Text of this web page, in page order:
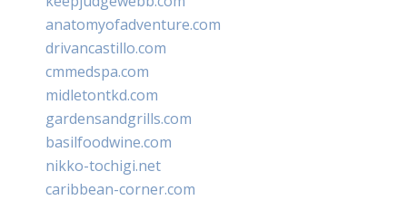
anatomyofadventure.com
drivancastillo.com
cmmedspa.com
midletontkd.com
gardensandgrills.com
basilfoodwine.com
nikko-tochigi.net
caribbean-corner.com